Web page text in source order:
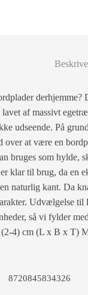
af massivt
udseende. På
over at være en
bruges som hylde,
klar til brug, da en
naturlig kant. Da
Udvælgelse
så vi fylder
4) cm (L x B x T)
8720845834326